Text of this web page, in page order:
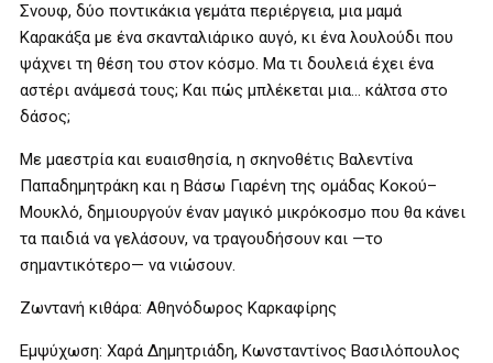
Σνουφ, δύο ποντικάκια γεμάτα περιέργεια, μια μαμά
Καρακάξα με ένα σκανταλιάρικο αυγό, κι ένα λουλούδι που
ψάχνει τη θέση του στον κόσμο. Μα τι δουλειά έχει ένα
αστέρι ανάμεσά τους; Και πώς μπλέκεται μια… κάλτσα στο
δάσος;
Με μαεστρία και ευαισθησία, η σκηνοθέτις Βαλεντίνα
Παπαδημητράκη και η Βάσω Γιαρένη της ομάδας Κοκού–
Μουκλό, δημιουργούν έναν μαγικό μικρόκοσμο που θα κάνει
τα παιδιά να γελάσουν, να τραγουδήσουν και —το
σημαντικότερο— να νιώσουν.
Ζωντανή κιθάρα: Αθηνόδωρος Καρκαφίρης
Εμψύχωση: Χαρά Δημητριάδη, Κωνσταντίνος Βασιλόπουλος